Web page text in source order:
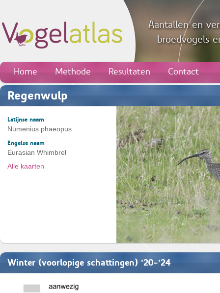
Aantallen en
broedvogels
Home Methode Resultaten Contact
Regenwulp
Latijnse naam
Numenius phaeopus
Engelse naam
Eurasian Whimbrel
Alle kaarten
Winter (voorlopige schattingen) '20-'24